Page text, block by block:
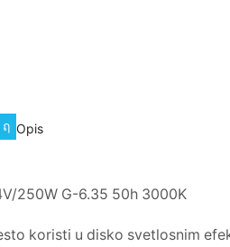
Opis
250W G-6.35 50h 3000K
koristi u disko svetlosnim